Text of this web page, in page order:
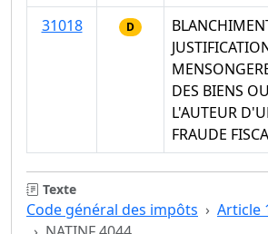
31018
D
DES BIENS
L'AUTEUR
FRAUDE
Texte
Code général des impôts
Article